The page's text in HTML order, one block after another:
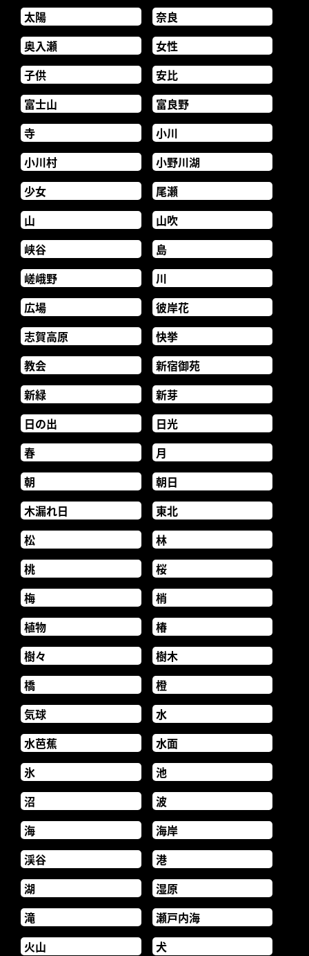
太陽
奈良
奥入瀬
女性
子供
安比
富士山
富良野
寺
小川
小川村
小野川湖
少女
尾瀬
山
山吹
峡谷
島
嵯峨野
川
広場
彼岸花
志賀高原
快挙
教会
新宿御苑
新緑
新芽
日の出
日光
春
月
朝
朝日
木漏れ日
東北
松
林
桃
桜
梅
梢
植物
椿
樹々
樹木
橋
橙
気球
水
水芭蕉
水面
氷
池
沼
波
海
海岸
渓谷
港
湖
湿原
滝
瀬戸内海
火山
犬